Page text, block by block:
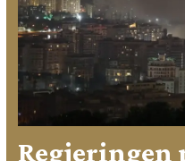
Regjeringen